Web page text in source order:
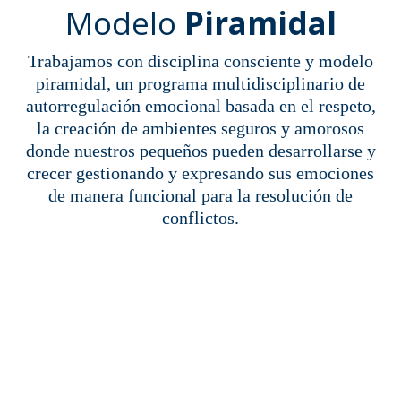
Modelo Piramidal
Trabajamos con disciplina consciente y modelo
piramidal, un programa multidisciplinario de
autorregulación emocional basada en el respeto,
la creación de ambientes seguros y amorosos
donde nuestros pequeños pueden desarrollarse y
crecer gestionando y expresando sus emociones
de manera funcional para la resolución de
conflictos.